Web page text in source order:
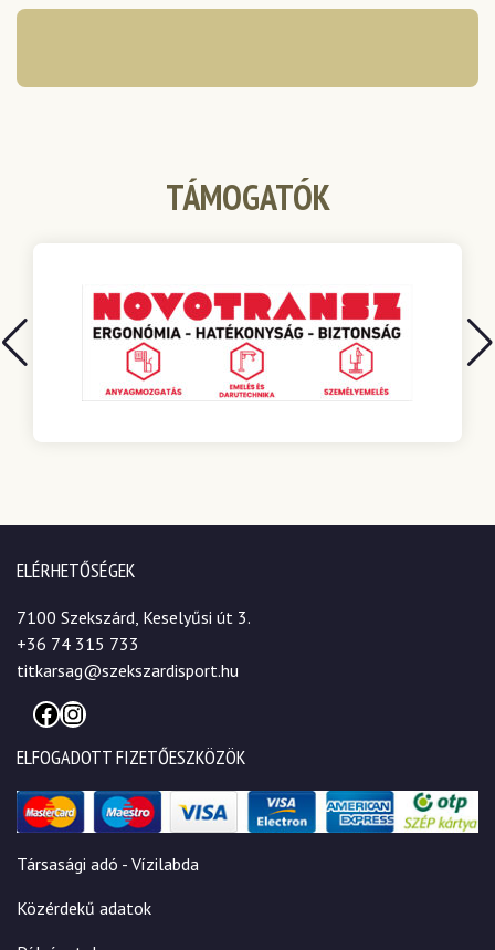
TÁMOGATÓK
ELÉRHETŐSÉGEK
7100 Szekszárd, Keselyűsi út 3.
+36 74 315 733
titkarsag@szekszardisport.hu
Facebook
Instagram
ELFOGADOTT FIZETŐESZKÖZÖK
Társasági adó - Vízilabda
Közérdekű adatok